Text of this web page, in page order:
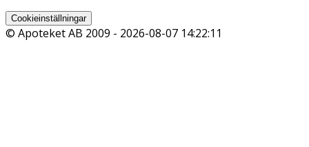
Cookieinställningar
© Apoteket AB 2009 - 2026-08-07 14:22:11